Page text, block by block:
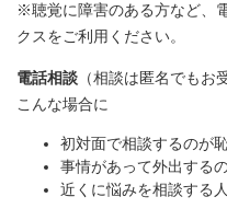
※聴覚に障害のある方など、
クスをご利用ください。
電話相談 （相談は匿名でもお
こんな場合に
初対面で相談するのが
事情があって外出する
近くに悩みを相談する